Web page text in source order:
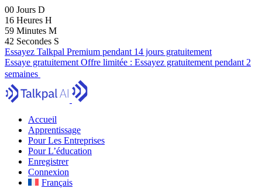
00 Jours D
16 Heures H
59 Minutes M
41 Secondes S
Essayez Talkpal Premium pendant 14 jours gratuitement
Essaye gratuitement Offre limitée : Essayez gratuitement pendant 2
semaines
Accueil
Apprentissage
Pour Les Entreprises
Pour L’éducation
Enregistrer
Connexion
Français